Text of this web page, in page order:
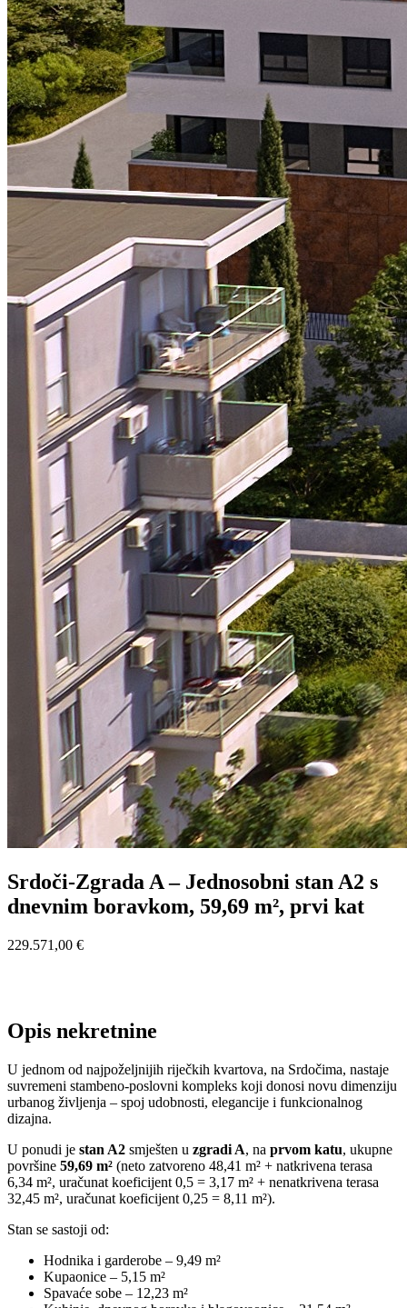
Srdoči-Zgrada A – Jednosobni stan A2 s
dnevnim boravkom, 59,69 m², prvi kat
229.571,00 €
Opis nekretnine
U jednom od najpoželjnijih riječkih kvartova, na Srdočima, nastaje
suvremeni stambeno-poslovni kompleks koji donosi novu dimenziju
urbanog življenja – spoj udobnosti, elegancije i funkcionalnog
dizajna.
U ponudi je stan A2 smješten u zgradi A, na prvom katu, ukupne
površine 59,69 m² (neto zatvoreno 48,41 m² + natkrivena terasa
6,34 m², uračunat koeficijent 0,5 = 3,17 m² + nenatkrivena terasa
32,45 m², uračunat koeficijent 0,25 = 8,11 m²).
Stan se sastoji od:
Hodnika i garderobe – 9,49 m²
Kupaonice – 5,15 m²
Spavaće sobe – 12,23 m²